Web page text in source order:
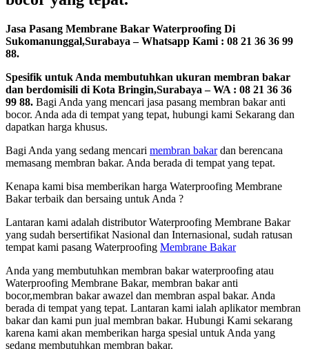
Jasa Pasang Membrane Bakar Waterproofing Di
Sukomanunggal,Surabaya – Whatsapp Kami : 08 21 36 36 99
88.
Spesifik untuk Anda membutuhkan ukuran membran bakar
dan berdomisili di Kota Bringin,Surabaya – WA : 08 21 36 36
99 88. Bagi Anda yang mencari jasa pasang membran bakar anti
bocor. Anda ada di tempat yang tepat, hubungi kami Sekarang dan
dapatkan harga khusus.
Bagi Anda yang sedang mencari membran bakardan berencana
memasang membran bakar. Anda berada di tempat yang tepat.
Kenapa kami bisa memberikan harga Waterproofing Membrane
Bakar terbaik dan bersaing untuk Anda ?
Lantaran kami adalah distributor Waterproofing Membrane Bakar
yang sudah bersertifikat Nasional dan Internasional, sudah ratusan
tempat kami pasang Waterproofing Membrane Bakar
Anda yang membutuhkan membran bakar waterproofing atau
Waterproofing Membrane Bakar, membran bakar anti
bocor,membran bakar awazel dan membran aspal bakar. Anda
berada di tempat yang tepat. Lantaran kami ialah aplikator membran
bakar dan kami pun jual membran bakar. Hubungi Kami sekarang
karena kami akan memberikan harga spesial untuk Anda yang
sedang membutuhkan membran bakar.